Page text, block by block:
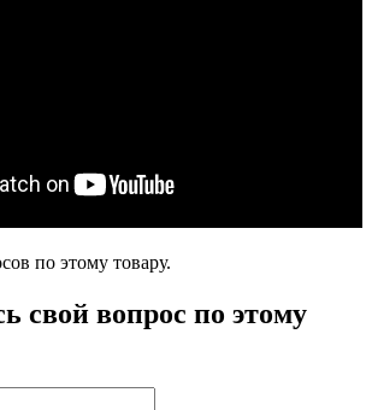
по этому товару.
свой вопрос по этому